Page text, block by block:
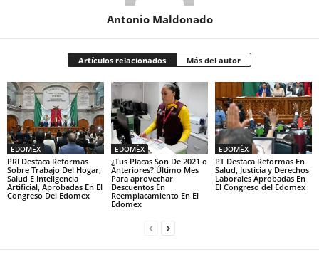
Antonio Maldonado
Artículos relacionados Más del autor
EDOMÉX
PRI Destaca Reformas
Sobre Trabajo Del Hogar,
Salud E Inteligencia
Artificial, Aprobadas En El
Congreso Del Edomex
EDOMÉX
¿Tus Placas Son De 2021 o
Anteriores? Último Mes
Para aprovechar
Descuentos En
Reemplacamiento En El
Edomex
EDOMÉX
PT Destaca Reformas En
Salud, Justicia y Derechos
Laborales Aprobadas En
El Congreso del Edomex